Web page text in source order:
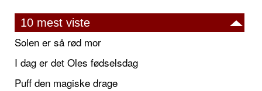
10 mest viste
Solen er så rød mor
I dag er det Oles fødselsdag
Puff den magiske drage